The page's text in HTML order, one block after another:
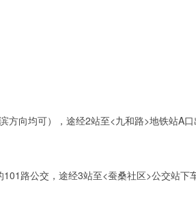
均可），途经2站至<九和路>地铁站A口
路公交，途经3站至<蚕桑社区>公交站下